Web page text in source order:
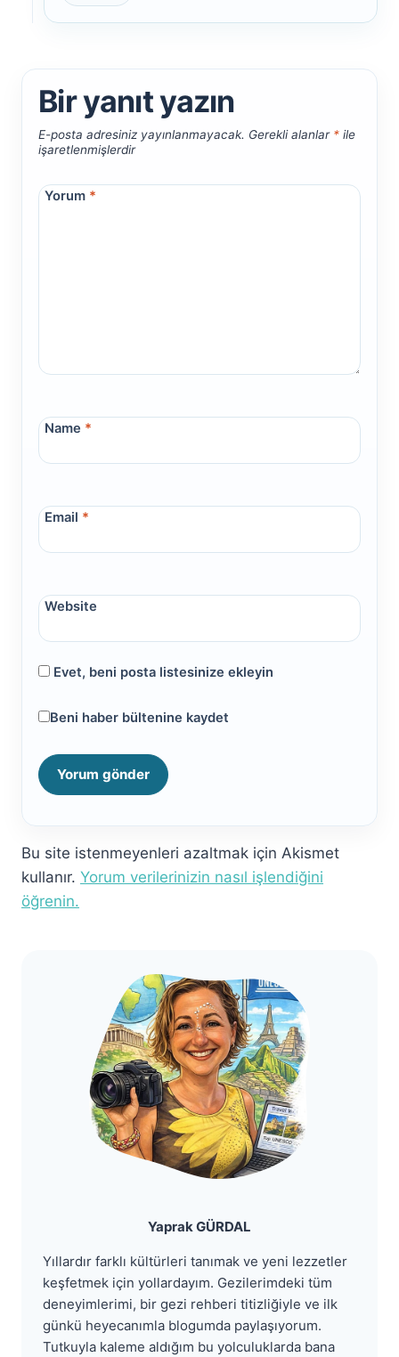
Bir yanıt yazın
E-posta adresiniz yayınlanmayacak. Gerekli alanlar * ile
işaretlenmişlerdir
Yorum *
Name *
Email *
Website
Evet, beni posta listesinize ekleyin
Beni haber bültenine kaydet
Bu site istenmeyenleri azaltmak için Akismet
kullanır. Yorum verilerinizin nasıl işlendiğini
öğrenin.
Yaprak GÜRDAL
Yıllardır farklı kültürleri tanımak ve yeni lezzetler
keşfetmek için yollardayım. Gezilerimdeki tüm
deneyimlerimi, bir gezi rehberi titizliğiyle ve ilk
günkü heyecanımla blogumda paylaşıyorum.
Tutkuyla kaleme aldığım bu yolculuklarda bana